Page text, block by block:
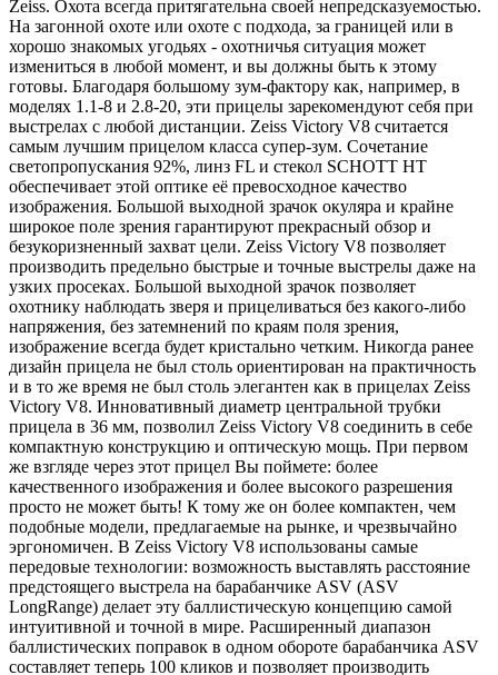
Zeiss. Охота всегда притягательна своей непредсказуемостью.
На загонной охоте или охоте с подхода, за границей или в
хорошо знакомых угодьях - охотничья ситуация может
измениться в любой момент, и вы должны быть к этому
готовы. Благодаря большому зум-фактору как, например, в
моделях 1.1-8 и 2.8-20, эти прицелы зарекомендуют себя при
выстрелах с любой дистанции. Zeiss Victory V8 считается
самым лучшим прицелом класса супер-зум. Сочетание
светопропускания 92%, линз FL и стекол SCHOTT HТ
обеспечивает этой оптике её превосходное качество
изображения. Большой выходной зрачок окуляра и крайне
широкое поле зрения гарантируют прекрасный обзор и
безукоризненный захват цели. Zeiss Victory V8 позволяет
производить предельно быстрые и точные выстрелы даже на
узких просеках. Большой выходной зрачок позволяет
охотнику наблюдать зверя и прицеливаться без какого-либо
напряжения, без затемнений по краям поля зрения,
изображение всегда будет кристально четким. Никогда ранее
дизайн прицела не был столь ориентирован на практичность
и в то же время не был столь элегантен как в прицелах Zeiss
Victory V8. Инновативный диаметр центральной трубки
прицела в 36 мм, позволил Zeiss Victory V8 соединить в себе
компактную конструкцию и оптическую мощь. При первом
же взгляде через этот прицел Вы поймете: более
качественного изображения и более высокого разрешения
просто не может быть! К тому же он более компактен, чем
подобные модели, предлагаемые на рынке, и чрезвычайно
эргономичен. В Zeiss Victory V8 использованы самые
передовые технологии: возможность выставлять расстояние
предстоящего выстрела на барабанчике ASV (ASV
LongRange) делает эту баллистическую концепцию самой
интуитивной и точной в мире. Расширенный диапазон
баллистических поправок в одном обороте барабанчика ASV
составляет теперь 100 кликов и позволяет производить